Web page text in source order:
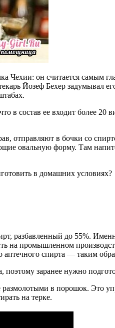
Чехии: он считается
Йозеф Бехер задумывал
в состав ее входит более
отправляют в бочки со
овальную форму. Там
в домашних условиях?
разбавленный до 55%.
на промышленном
спирта — таким
поэтому заранее нужно
в порошок. Это
на терке.